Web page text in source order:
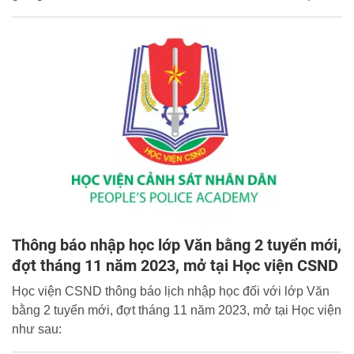
Cổng Thông tin điện tử Học viện xin trân trọng giới thiệu
Thông báo nhập học lớp Văn bằng 2 tuyển mới,
đợt tháng 11 năm 2023, mở tại Học viện CSND
Học viện CSND thông báo lịch nhập học đối với lớp Văn
bằng 2 tuyển mới, đợt tháng 11 năm 2023, mở tại Học viện
như sau: